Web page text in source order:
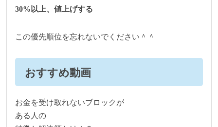
30%以上、値上げする
この優先順位を忘れないでください＾＾
おすすめ動画
お金を受け取れないブロックが
ある人の